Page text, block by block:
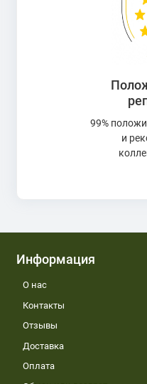
99%
и
Информация
О нас
Контакты
Отзывы
Доставка
Оплата